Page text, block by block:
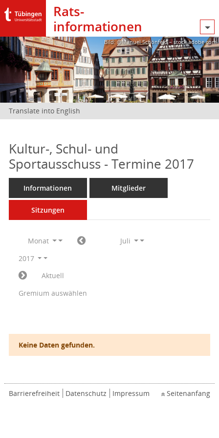
Rats­
informationen
Bild: @Manuel Schönfeld – stock.adobe.com
Translate into English
Kultur-, Schul- und
Sportausschuss - Termine 2017
Informationen Mitglieder
Sitzungen
Monat
Juli
2017
Aktuell
Gremium auswählen
Keine Daten gefunden.
Barrierefreiheit Datenschutz Impressum Seitenanfang